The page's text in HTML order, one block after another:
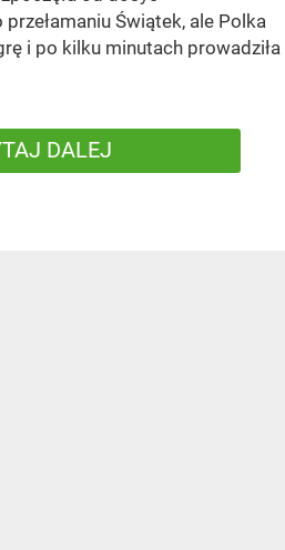
Świątek, ale Polka
i po kilku minutach prowadziła
DALEJ